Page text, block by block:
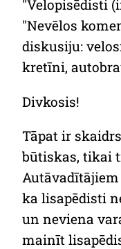
"Velopisēdisti
"Nevēlos
diskusiju:
kretīni,
Divkosis!
Tāpat ir
būtiskas, tikai
ka lisapēdisti
un neviena
mainīt